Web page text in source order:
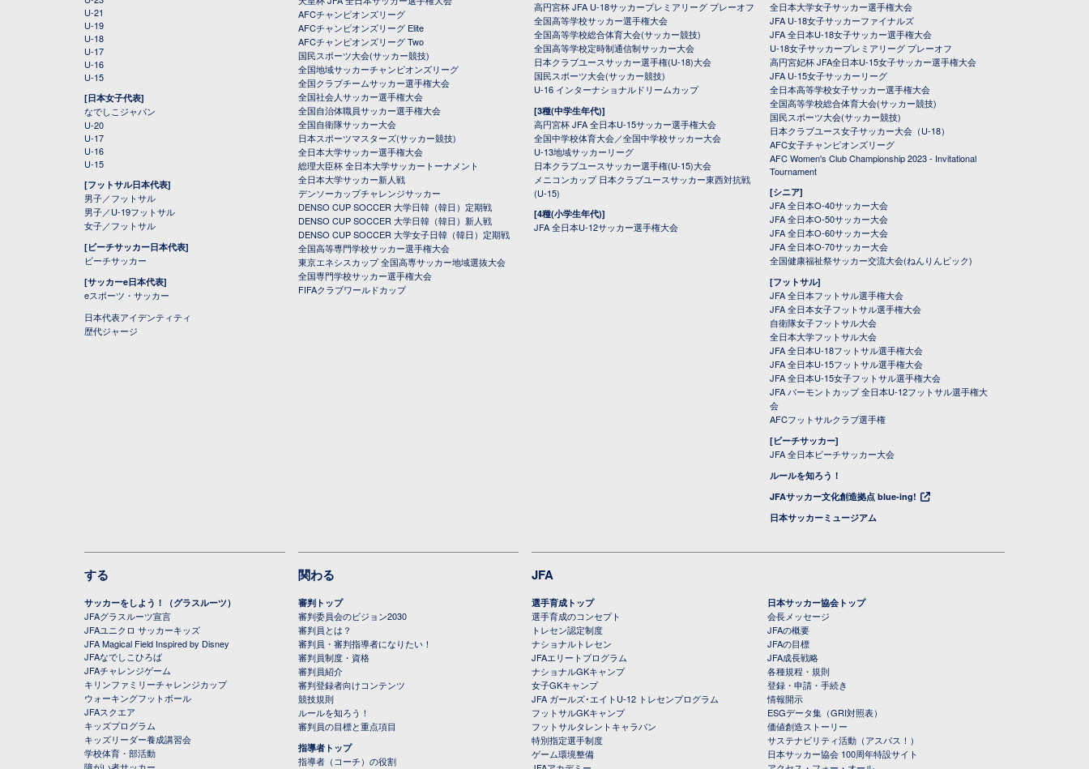
U-21
U-19
U-18
U-17
U-16
U-15
[日本女子代表]
なでしこジャパン
U-20
U-17
U-16
U-15
[フットサル日本代表]
男子／フットサル
男子／U-19フットサル
女子／フットサル
[ビーチサッカー日本代表]
ビーチサッカー
[サッカーe日本代表]
eスポーツ・サッカー
日本代表アイデンティティ
歴代ジャージ
AFCチャンピオンズリーグ
AFCチャンピオンズリーグ Elite
AFCチャンピオンズリーグ Two
国民スポーツ大会(サッカー競技)
全国地域サッカーチャンピオンズリーグ
全国クラブチームサッカー選手権大会
全国社会人サッカー選手権大会
全国自治体職員サッカー選手権大会
全国自衛隊サッカー大会
日本スポーツマスターズ(サッカー競技)
全日本大学サッカー選手権大会
総理大臣杯 全日本大学サッカートーナメント
全日本大学サッカー新人戦
デンソーカップチャレンジサッカー
DENSO CUP SOCCER 大学日韓（韓日）定期戦
DENSO CUP SOCCER 大学日韓（韓日）新人戦
DENSO CUP SOCCER 大学女子日韓（韓日）定期戦
全国高等専門学校サッカー選手権大会
東京エネシスカップ 全国高専サッカー地域選抜大会
全国専門学校サッカー選手権大会
FIFAクラブワールドカップ
高円宮杯 JFA U-18サッカープレミアリーグ プレーオフ
全国高等学校サッカー選手権大会
全国高等学校総合体育大会(サッカー競技)
全国高等学校定時制通信制サッカー大会
日本クラブユースサッカー選手権(U-18)大会
国民スポーツ大会(サッカー競技)
U-16 インターナショナルドリームカップ
[3種(中学生年代)]
高円宮杯 JFA 全日本U-15サッカー選手権大会
全国中学校体育大会／全国中学校サッカー大会
U-13地域サッカーリーグ
日本クラブユースサッカー選手権(U-15)大会
メニコンカップ 日本クラブユースサッカー東西対抗戦
(U-15)
[4種(小学生年代)]
JFA 全日本U-12サッカー選手権大会
全日本大学女子サッカー選手権大会
JFA U-18女子サッカーファイナルズ
JFA 全日本U-18女子サッカー選手権大会
U-18女子サッカープレミアリーグ プレーオフ
高円宮妃杯 JFA全日本U-15女子サッカー選手権大会
JFA U-15女子サッカーリーグ
全日本高等学校女子サッカー選手権大会
全国高等学校総合体育大会(サッカー競技)
国民スポーツ大会(サッカー競技)
日本クラブユース女子サッカー大会（U-18）
AFC女子チャンピオンズリーグ
AFC Women's Club Championship 2023 - Invitational
Tournament
[シニア]
JFA 全日本O-40サッカー大会
JFA 全日本O-50サッカー大会
JFA 全日本O-60サッカー大会
JFA 全日本O-70サッカー大会
全国健康福祉祭サッカー交流大会(ねんりんピック)
[フットサル]
JFA 全日本フットサル選手権大会
JFA 全日本女子フットサル選手権大会
自衛隊女子フットサル大会
全日本大学フットサル大会
JFA 全日本U-18フットサル選手権大会
JFA 全日本U-15フットサル選手権大会
JFA 全日本U-15女子フットサル選手権大会
JFA バーモントカップ 全日本U-12フットサル選手権大
会
AFCフットサルクラブ選手権
[ビーチサッカー]
JFA 全日本ビーチサッカー大会
ルールを知ろう！
JFAサッカー文化創造拠点 blue-ing!
日本サッカーミュージアム
する
サッカーをしよう！（グラスルーツ）
JFAグラスルーツ宣言
JFAユニクロ サッカーキッズ
JFA Magical Field Inspired by Disney
JFAなでしこひろば
JFAチャレンジゲーム
キリンファミリーチャレンジカップ
ウォーキングフットボール
JFAスクエア
キッズプログラム
キッズリーダー養成講習会
学校体育・部活動
関わる
審判トップ
審判委員会のビジョン2030
審判員とは？
審判員・審判指導者になりたい！
審判員制度・資格
審判員紹介
審判登録者向けコンテンツ
競技規則
ルールを知ろう！
審判員の目標と重点項目
指導者トップ
指導者（コーチ）の役割
JFA
選手育成トップ
選手育成のコンセプト
トレセン認定制度
ナショナルトレセン
JFAエリートプログラム
ナショナルGKキャンプ
女子GKキャンプ
JFA ガールズ･エイトU-12 トレセンプログラム
フットサルGKキャンプ
フットサルタレントキャラバン
特別指定選手制度
ゲーム環境整備
日本サッカー協会トップ
会長メッセージ
JFAの概要
JFAの目標
JFA成長戦略
各種規程・規則
登録・申請・手続き
情報開示
ESGデータ集（GRI対照表）
価値創造ストーリー
サステナビリティ活動（アスパス！）
日本サッカー協会 100周年特設サイト